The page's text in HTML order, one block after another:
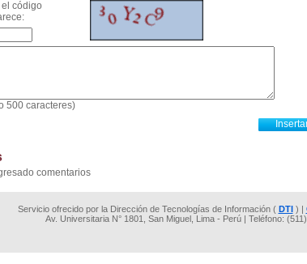
el código
500 caracteres)
comentarios
Servicio ofrecido por la Dirección de Tecnologías de Información ( DTI) |
Av. Universitaria N° 1801, San Miguel, Lima - Perú | Teléfono: